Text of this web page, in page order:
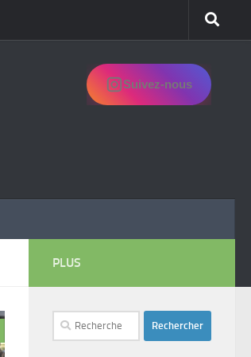
Suivez-nous
PLUS
Rechercher :